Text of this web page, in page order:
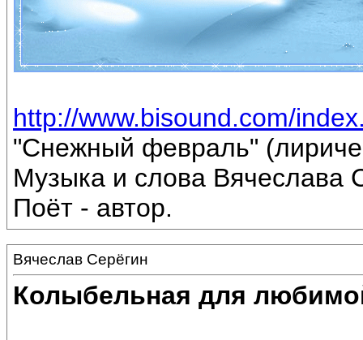
http://www.bisound.com/
"Снежный февраль"
Музыка и слова Вячеслава
Поёт - автор.
Вячеслав Серёгин
Колыбельная для